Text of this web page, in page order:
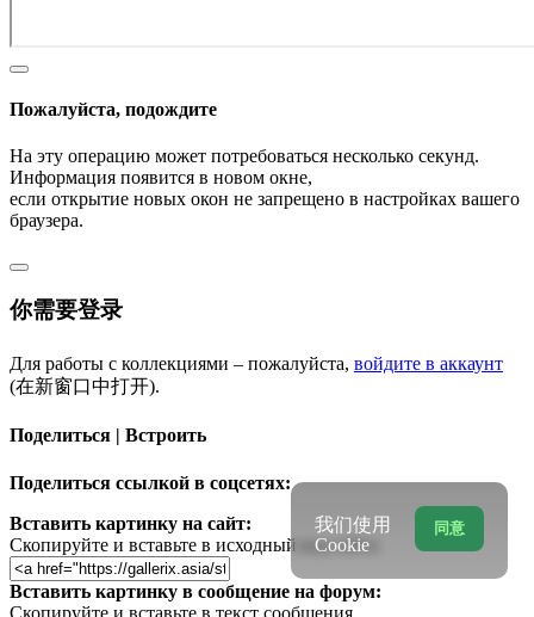
Пожалуйста, подождите
На эту операцию может потребоваться несколько секунд.
Информация появится в новом окне,
если открытие новых окон не запрещено в настройках вашего
браузера.
你需要登录
Для работы с коллекциями – пожалуйста, войдите в аккаунт
(在新窗口中打开).
Поделиться | Встроить
Поделиться ссылкой в соцсетях:
Вставить картинку на сайт:
Скопируйте и вставьте в исходный код сайта
Вставить картинку в сообщение на форум:
Скопируйте и вставьте в текст сообщения
同意
我们使用
Cookie